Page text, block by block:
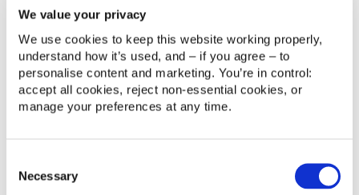
We value your privacy
We use cookies to keep this website working properly,
understand how it’s used, and – if you agree – to
personalise content and marketing. You’re in control:
accept all cookies, reject non‑essential cookies, or
manage your preferences at any time.
Selection
Necessary
Integración perfecta con
tu ecosistema tecnológico
actual
Tu empresa necesita un ecosistema tecnológico
conectado, donde la información fluya sin fricciones.
En redk, somos expertos en integrar SugarCRM con
tus sistemas clave: ERP, herramientas de